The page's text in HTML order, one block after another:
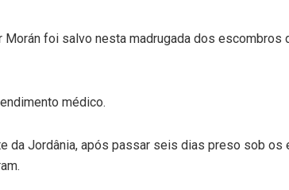
foi salvo nesta madrugada dos escombros
médico.
da Jordânia, após passar seis dias preso sob os